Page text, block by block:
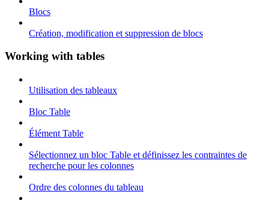
Blocs
Création, modification et suppression de blocs
Working with tables
Utilisation des tableaux
Bloc Table
Élément Table
Sélectionnez un bloc Table et définissez les contraintes de
recherche pour les colonnes
Ordre des colonnes du tableau